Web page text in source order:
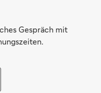
Gespräch mit